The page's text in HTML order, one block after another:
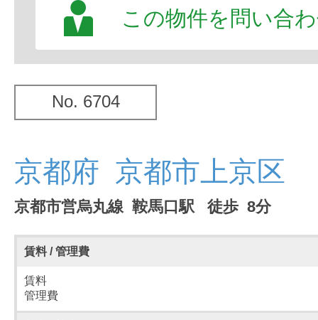
この物件を問い合
No. 6704
京都府 京都市上京区
京都市営烏丸線 鞍馬口駅 徒歩 8分
賃料 / 管理費
賃料
管理費